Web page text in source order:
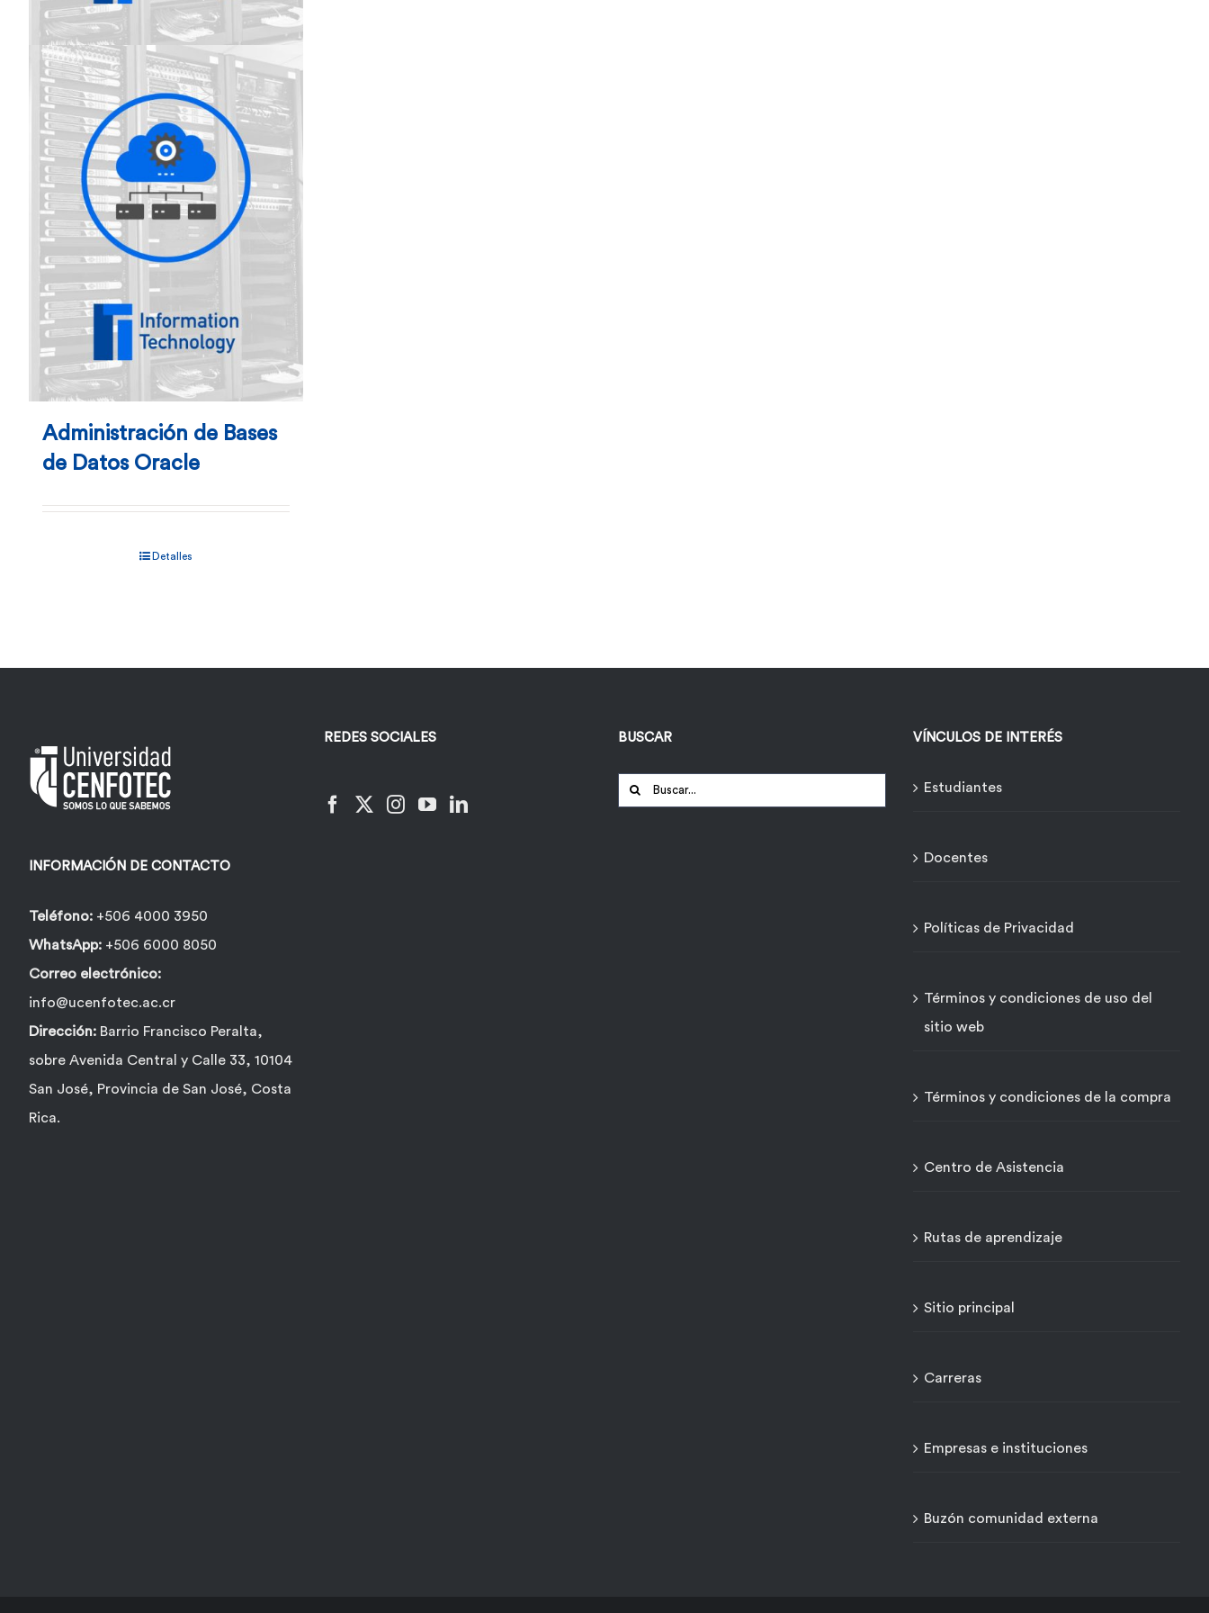
Administración de Bases
de Datos Oracle
Detalles
INFORMACIÓN DE CONTACTO
Teléfono: +506 4000 3950
WhatsApp: +506 6000 8050
Correo electrónico:
info@ucenfotec.ac.cr
Dirección: Barrio Francisco Peralta,
sobre Avenida Central y Calle 33, 10104
San José, Provincia de San José, Costa
Rica.
REDES SOCIALES BUSCAR
Buscar:
VÍNCULOS DE INTERÉS
Estudiantes
Docentes
Políticas de Privacidad
Términos y condiciones de uso del
sitio web
Términos y condiciones de la compra
Centro de Asistencia
Rutas de aprendizaje
Sitio principal
Carreras
Empresas e instituciones
Buzón comunidad externa